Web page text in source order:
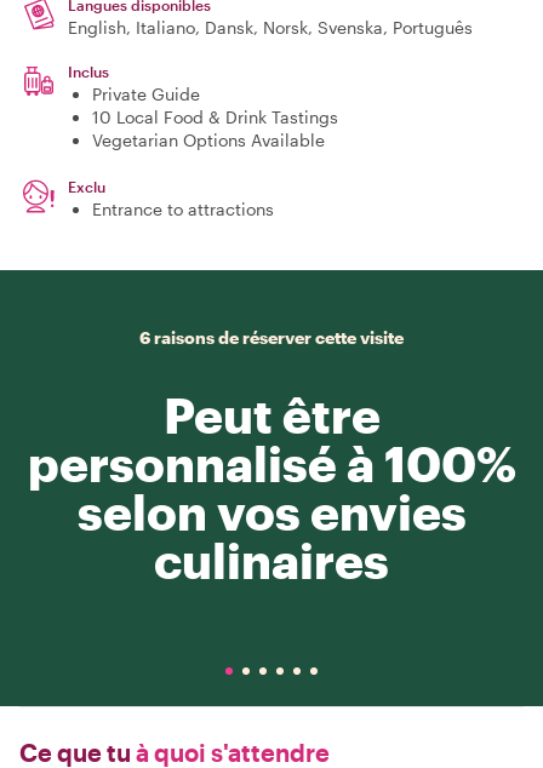
Langues disponibles
English, Italiano, Dansk, Norsk, Svenska, Português
Inclus
Private Guide
10 Local Food & Drink Tastings
Vegetarian Options Available
Exclu
Entrance to attractions
6 raisons de réserver cette visite
Peut être
personnalisé à 100%
selon vos envies
culinaires
Ce que tu à quoi s'attendre